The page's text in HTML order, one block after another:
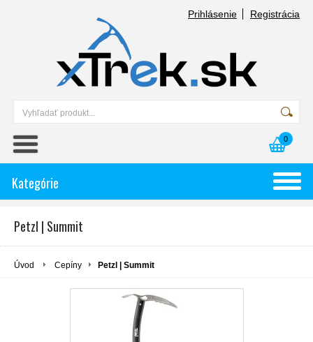
Prihlásenie Registrácia
0
Kategórie
Petzl | Summit
Úvod Cepíny Petzl | Summit